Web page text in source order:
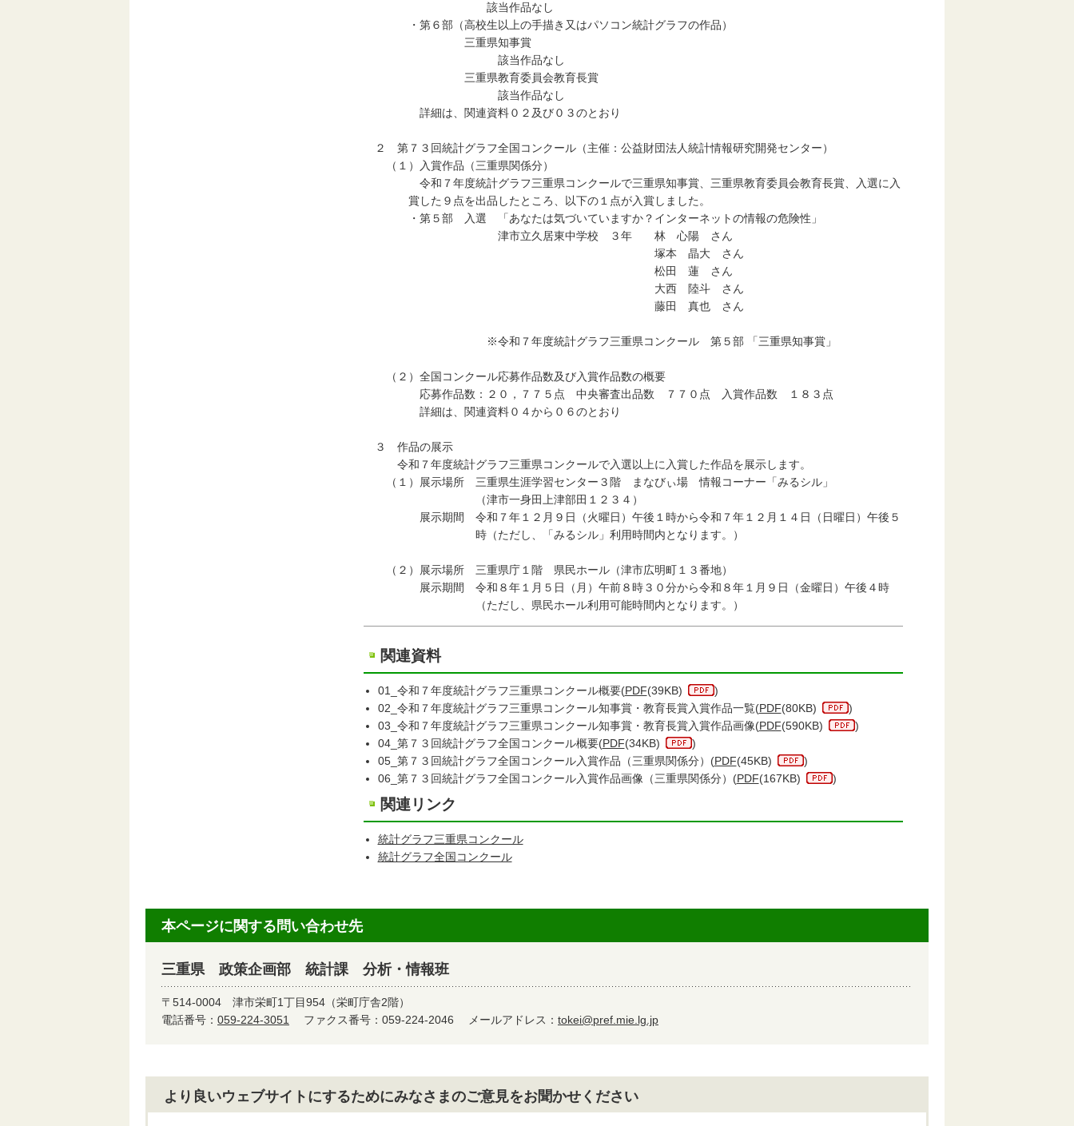
該当作品なし
・第６部（高校生以上の手描き又はパソコン統計グラフの作品）
三重県知事賞
該当作品なし
三重県教育委員会教育長賞
該当作品なし
詳細は、関連資料０２及び０３のとおり
２ 第７３回統計グラフ全国コンクール（主催：公益財団法人統計情報研究開発センター）
（１）入賞作品（三重県関係分）
令和７年度統計グラフ三重県コンクールで三重県知事賞、三重県教育委員会教育長賞、入選に入
賞した９点を出品したところ、以下の１点が入賞しました。
・第５部 入選 「あなたは気づいていますか？インターネットの情報の危険性」
津市立久居東中学校 ３年 林 心陽 さん
塚本 晶大 さん
松田 蓮 さん
大西 陸斗 さん
藤田 真也 さん
※令和７年度統計グラフ三重県コンクール 第５部 「三重県知事賞」
（２）全国コンクール応募作品数及び入賞作品数の概要
応募作品数：２０，７７５点 中央審査出品数 ７７０点 入賞作品数 １８３点
詳細は、関連資料０４から０６のとおり
３ 作品の展示
令和７年度統計グラフ三重県コンクールで入選以上に入賞した作品を展示します。
（１）展示場所 三重県生涯学習センター３階 まなびぃ場 情報コーナー「みるシル」
（津市一身田上津部田１２３４）
展示期間 令和７年１２月９日（火曜日）午後１時から令和７年１２月１４日（日曜日）午後５
時（ただし、「みるシル」利用時間内となります。）
（２）展示場所 三重県庁１階 県民ホール（津市広明町１３番地）
展示期間 令和８年１月５日（月）午前８時３０分から令和８年１月９日（金曜日）午後４時
（ただし、県民ホール利用可能時間内となります。）
関連資料
01_令和７年度統計グラフ三重県コンクール概要(PDF(39KB)
)
02_令和７年度統計グラフ三重県コンクール知事賞・教育長賞入賞作品一覧(PDF(80KB)
)
03_令和７年度統計グラフ三重県コンクール知事賞・教育長賞入賞作品画像(PDF(590KB)
)
04_第７３回統計グラフ全国コンクール概要(PDF(34KB)
)
05_第７３回統計グラフ全国コンクール入賞作品（三重県関係分）(PDF(45KB)
)
06_第７３回統計グラフ全国コンクール入賞作品画像（三重県関係分）(PDF(167KB) )
関連リンク
統計グラフ三重県コンクール
統計グラフ全国コンクール
本ページに関する問い合わせ先
三重県 政策企画部 統計課 分析・情報班
〒514-0004 津市栄町1丁目954（栄町庁舎2階）
電話番号： 059-224-3051 ファクス番号：059-224-2046 メールアドレス： tokei@pref.mie.lg.jp
より良いウェブサイトにするためにみなさまのご意見をお聞かせください